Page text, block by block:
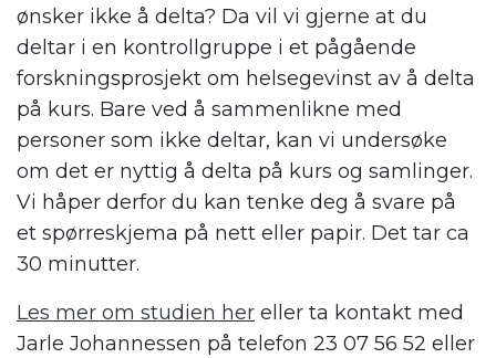
ønsker ikke å delta? Da vil vi gjerne at du
deltar i en kontrollgruppe i et pågående
forskningsprosjekt om helsegevinst av å delta
på kurs. Bare ved å sammenlikne med
personer som ikke deltar, kan vi undersøke
om det er nyttig å delta på kurs og samlinger.
Vi håper derfor du kan tenke deg å svare på
et spørreskjema på nett eller papir. Det tar ca
30 minutter.
Les mer om studien her eller ta kontakt med
Jarle Johannessen på telefon 23 07 56 52 eller